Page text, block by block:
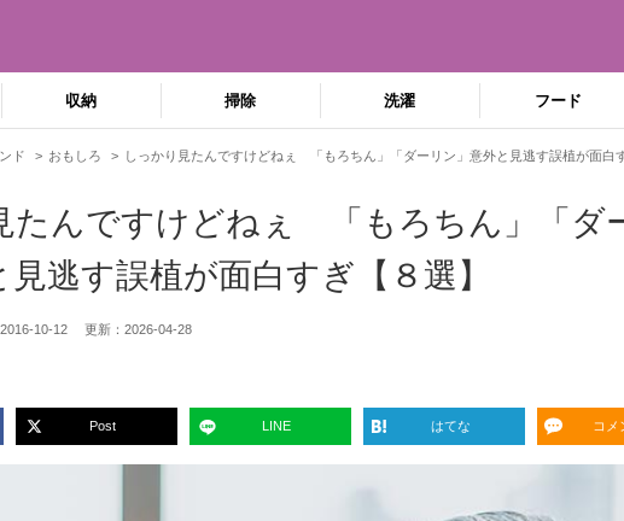
収納 掃除 洗濯 フード
ド おもしろ しっかり見たんですけどねぇ 「もろちん」「ダーリン」意外と見逃す誤植が面白
たんですけどねぇ 「もろちん」「ダ
見逃す誤植が面白すぎ【８選】
2016-10-12 更新： 2026-04-28
Post LINE はてな コメ